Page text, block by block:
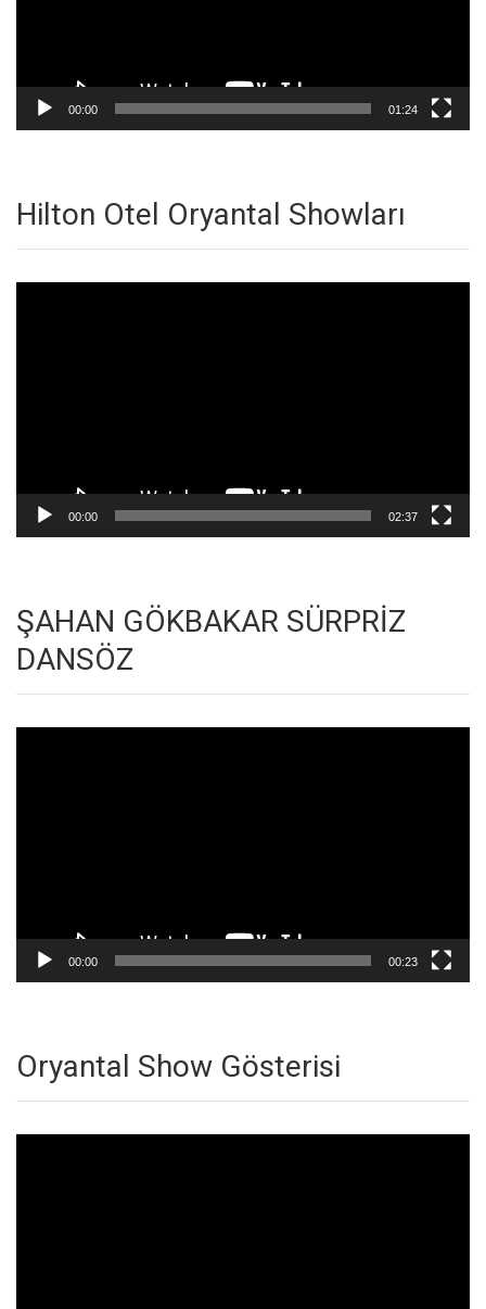
00:00 01:24
Hilton Otel Oryantal Showları
00:00 02:37
ŞAHAN GÖKBAKAR SÜRPRİZ
DANSÖZ
00:00 00:23
Oryantal Show Gösterisi